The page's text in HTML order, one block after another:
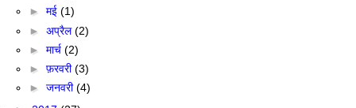
► मई (1)
► अप्रैल(2)
► मार्च (2)
► फ़रवरी(3)
► जनवरी(4)